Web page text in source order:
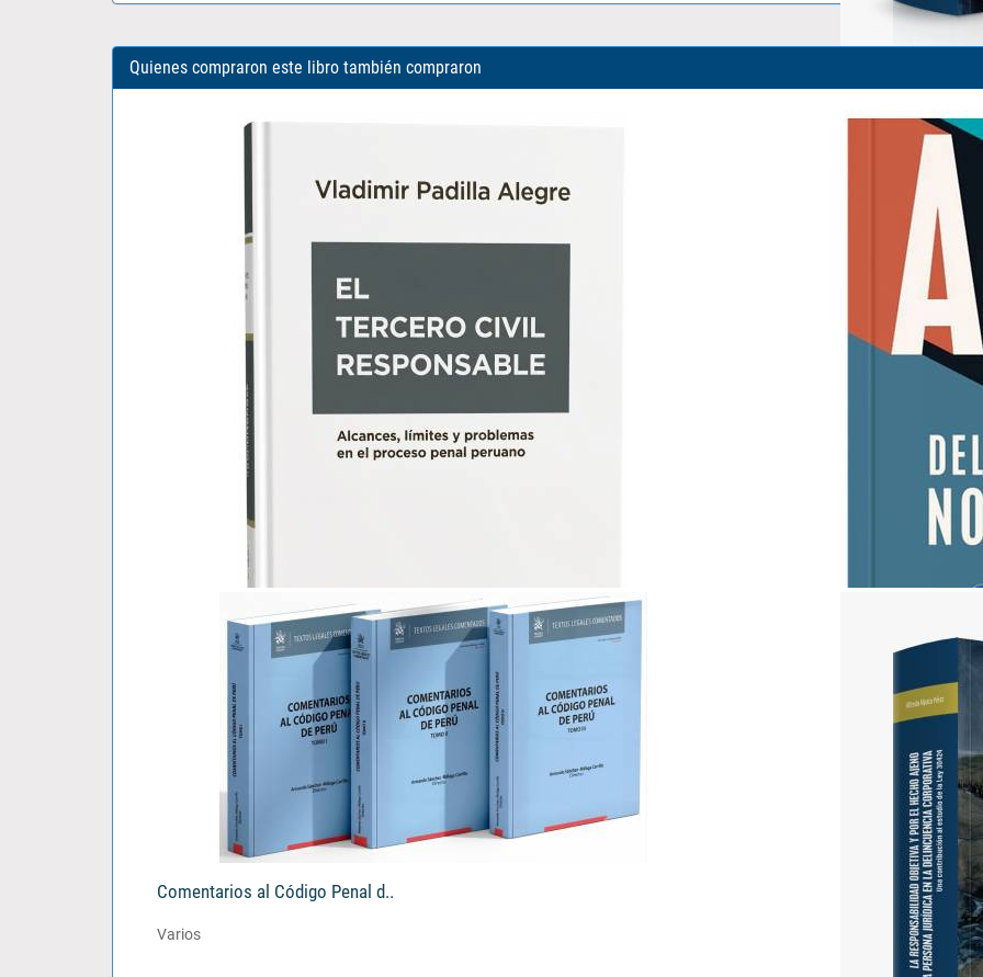
Quienes compraron este libro también compraron
El Tercero Civil Responsable..
Vladimir Katherniak Padilla Alegre
S/ 103.00
ABC del Derecho Notarial..
Comentarios al Código Penal d..
Varios